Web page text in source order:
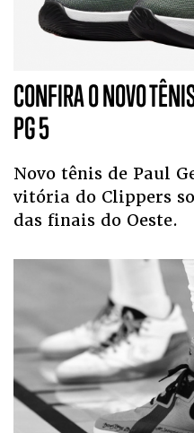
CONFIRA O NOVO
PG 5
Novo tênis de Paul
vitória do Clippers
das finais do Oeste.